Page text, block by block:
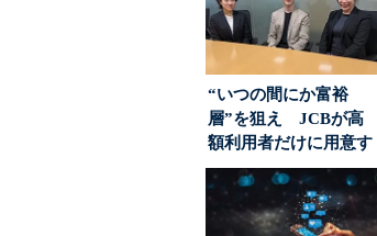
“いつの間にか富裕
層”を狙え JCBが高
額利用者だけに用意す
る「特別体験」